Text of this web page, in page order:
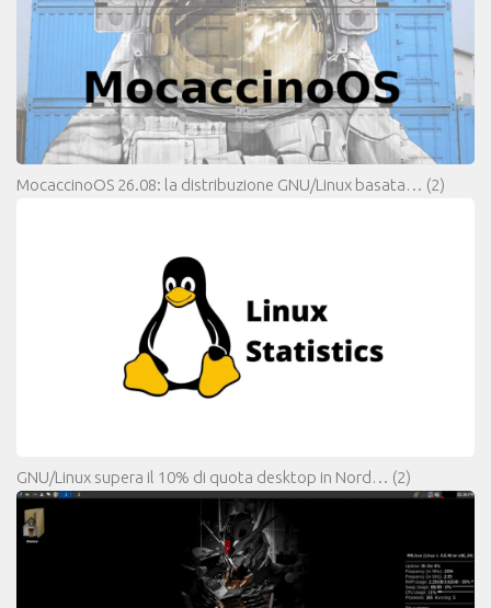
MocaccinoOS 26.08: la distribuzione GNU/Linux basata… (2)
GNU/Linux supera il 10% di quota desktop in Nord… (2)